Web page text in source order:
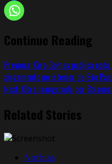
Continue Reading
Previous: Ciro Gomes publica
xingamento no interior de São
Next: Obra inaugurada por
Related Stories
Notícias